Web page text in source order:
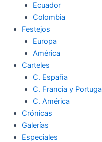
Ecuador
Colombia
Festejos
Europa
América
Carteles
C. España
C. Francia y
C. América
Crónicas
Galerías
Especiales